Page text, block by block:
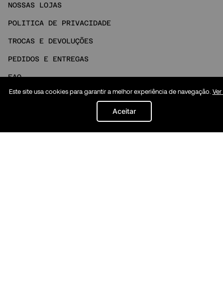
NOSSAS LOJAS
POLITICA DE PRIVACIDADE
TROCAS E DEVOLUÇÕES
PEDIDOS E ENTREGAS
FAQ
NOSSO ATENDIMENTO
Este site usa cookies para garantir a melhor experiência de navegação.
Aceitar